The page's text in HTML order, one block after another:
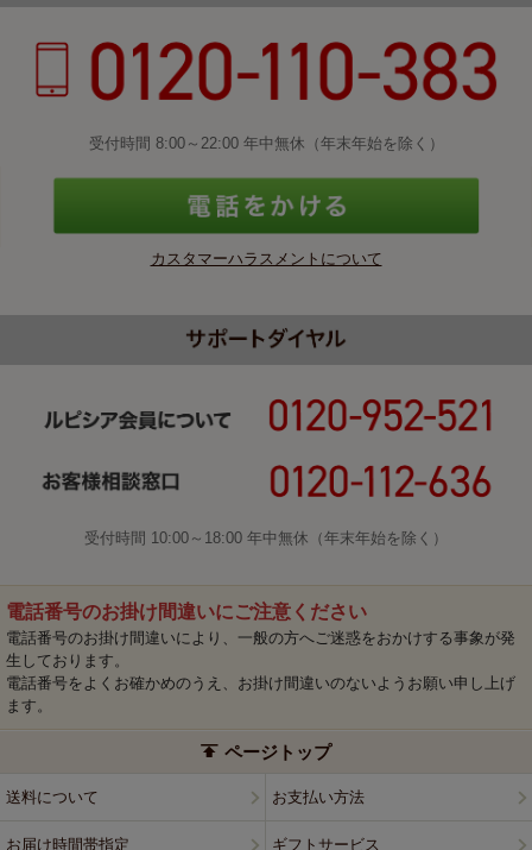
受付時間 8:00～22:00 年中無休（年末年始を除く）
カスタマーハラスメントについて
受付時間 10:00～18:00 年中無休（年末年始を除く）
電話番号のお掛け間違いにご注意ください
電話番号のお掛け間違いにより、一般の方へご迷惑をおかけする事象が発
生しております。
電話番号をよくお確かめのうえ、お掛け間違いのないようお願い申し上げ
ます。
ページトップ
送料について お支払い方法
お届け時間帯指定 ギフトサービス